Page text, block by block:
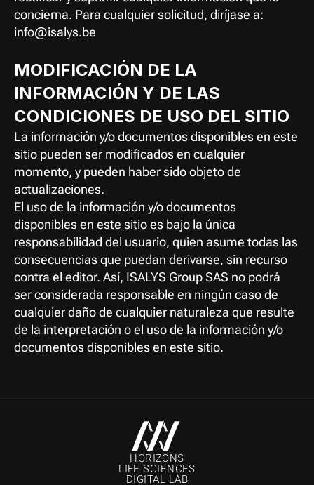
concierna. Para cualquier solicitud, diríjase a:
info@isalys.be
MODIFICACIÓN DE LA
INFORMACIÓN Y DE LAS
CONDICIONES DE USO DEL SITIO
La información y/o documentos disponibles en este
sitio pueden ser modificados en cualquier
momento, y pueden haber sido objeto de
actualizaciones.
El uso de la información y/o documentos
disponibles en este sitio es bajo la única
responsabilidad del usuario, quien asume todas las
consecuencias que puedan derivarse, sin recurso
contra el editor. Así, ISALYS Group SAS no podrá
ser considerada responsable en ningún caso de
cualquier daño de cualquier naturaleza que resulte
de la interpretación o el uso de la información y/o
documentos disponibles en este sitio.
HORIZONS
LIFE SCIENCES
DIGITAL LAB